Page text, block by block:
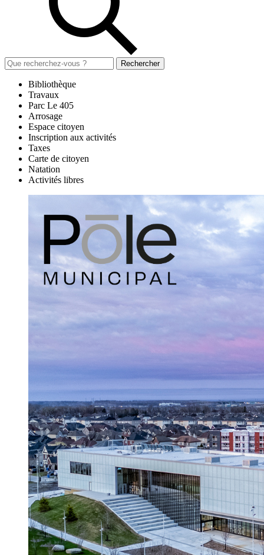
Rechercher
Bibliothèque
Travaux
Parc Le 405
Arrosage
Espace citoyen
Inscription aux activités
Taxes
Carte de citoyen
Natation
Activités libres